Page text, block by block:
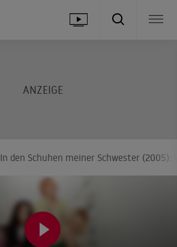
In den Schuhen meiner Schwester